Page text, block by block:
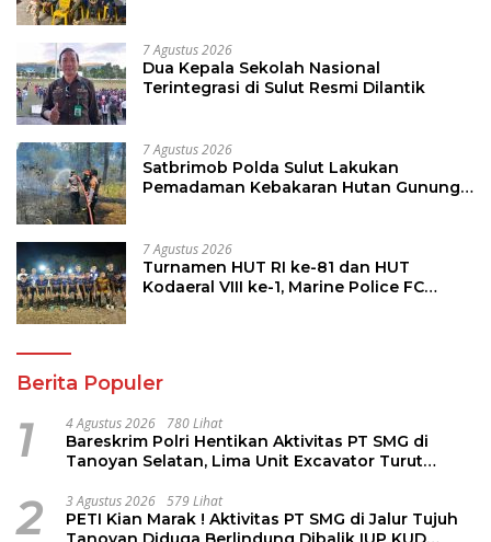
7 Agustus 2026
Dua Kepala Sekolah Nasional
Terintegrasi di Sulut Resmi Dilantik
7 Agustus 2026
Satbrimob Polda Sulut Lakukan
Pemadaman Kebakaran Hutan Gunung
7 Agustus 2026
Turnamen HUT RI ke-81 dan HUT
Kodaeral VIII ke-1, Marine Police FC
Berita Populer
1 4 Agustus 2026 780 Lihat
Bareskrim Polri Hentikan Aktivitas PT SMG di
Tanoyan Selatan, Lima Unit Excavator Turut
2 3 Agustus 2026 579 Lihat
PETI Kian Marak ! Aktivitas PT SMG di Jalur Tujuh